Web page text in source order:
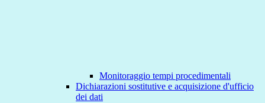
Monitoraggio tempi procedimentali
Dichiarazioni sostitutive e acquisizione d'ufficio
dei dati